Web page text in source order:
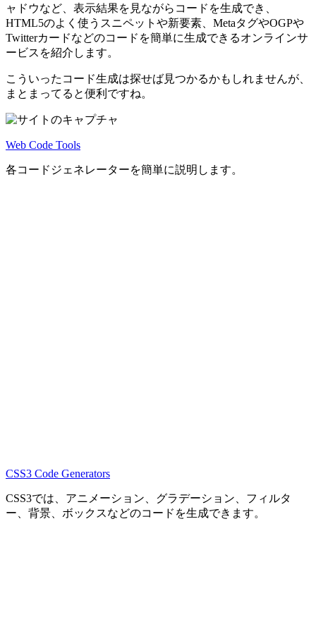
ャドウなど、表示結果を見ながらコードを生成でき、
HTML5のよく使うスニペットや新要素、MetaタグやOGPや
Twitterカードなどのコードを簡単に生成できるオンラインサ
ービスを紹介します。
こういったコード生成は探せば見つかるかもしれませんが、
まとまってると便利ですね。
Web Code Tools
各コードジェネレーターを簡単に説明します。
CSS3 Code Generators
CSS3では、アニメーション、グラデーション、フィルタ
ー、背景、ボックスなどのコードを生成できます。